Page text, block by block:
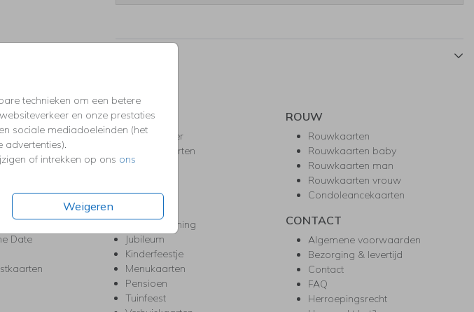
technieken om een betere
en onze prestaties
sociale mediadoeleinden (het
advertenties).
of intrekken op ons ons
Weigeren
Date
FEEST
Babyshower
Bedankkaarten
Communie
Geslaagd
Housewarming
Jubileum
Kinderfeestje
Menukaarten
Pensioen
Tuinfeest
ROUW
Rouwkaarten
Rouwkaarten baby
Rouwkaarten man
Rouwkaarten vrouw
Condoleancekaarten
CONTACT
Algemene voorwaarden
Bezorging & levertijd
Contact
FAQ
Herroepingsrecht